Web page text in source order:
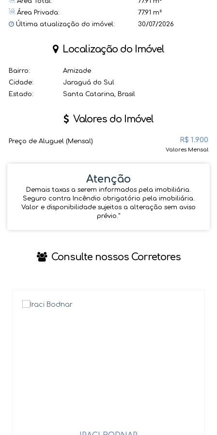
Área Privada:
77.91 m²
Última atualização do imóvel:
30/07/2026
Localização do Imóvel
Bairro:
Amizade
Cidade:
Jaraguá do Sul
Estado:
Santa Catarina, Brasil
Valores do Imóvel
R$ 1.900
Preço de Aluguel (Mensal)
Valores Mensal
Atenção
Demais taxas a serem informados pela imobiliária.
Seguro contra Incêndio obrigatório pela imobiliária.
Valor e disponibilidade sujeitos a alteração sem aviso
prévio.''
Consulte nossos Corretores